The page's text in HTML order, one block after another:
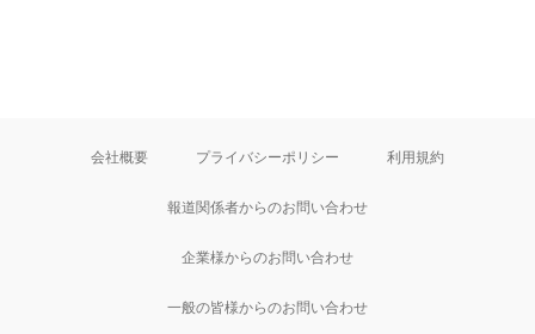
会社概要 プライバシーポリシー 利用規約
報道関係者からのお問い合わせ
企業様からのお問い合わせ
一般の皆様からのお問い合わせ